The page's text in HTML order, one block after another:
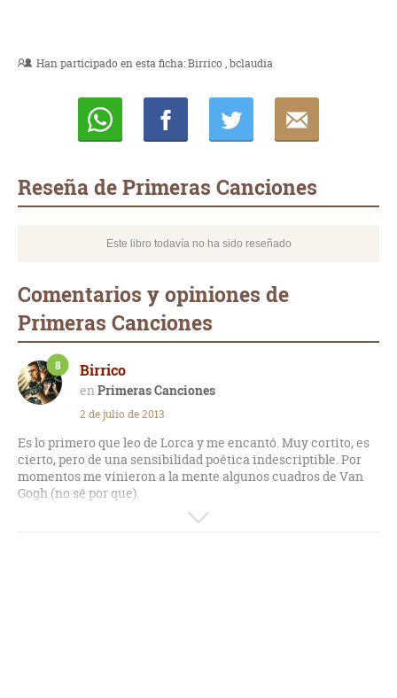
Han participado en esta ficha:Birrico bclaudia
Reseña de Primeras Canciones
Este libro todavía no ha sido reseñado
Comentarios y opiniones de
Primeras Canciones
Birrico
Primeras Canciones
8
2 de julio de 2013
Es lo primero que leo de Lorca y me encantó. Muy cortito, es
cierto, pero de una sensibilidad poética indescriptible. Por
momentos me vinieron a la mente algunos cuadros de Van
Gogh (no sé por que).